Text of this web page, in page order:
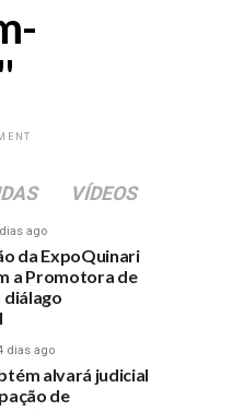
VÍDEOS
ago
da ExpoQuinari
a Promotora de
diálago
dias ago
alvará judicial
de